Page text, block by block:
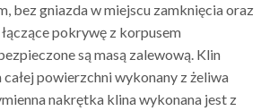
bez gniazda w miejscu zamknięcia oraz
pokrywę z korpusem
są masą zalewową. Klin
powierzchni wykonany z żeliwa
nakrętka klina wykonana jest z